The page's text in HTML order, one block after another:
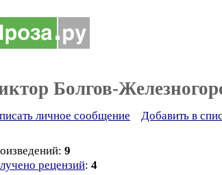
Болгов-
личное сообщение Добавить в
9
рецензий: 4